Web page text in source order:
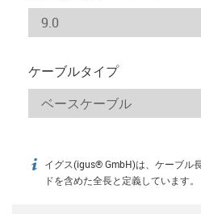
ケーブルタイプ
igus-icon-info
イグス(igus® GmbH)は、ケーブル
ドを含めた全長と定義しています。